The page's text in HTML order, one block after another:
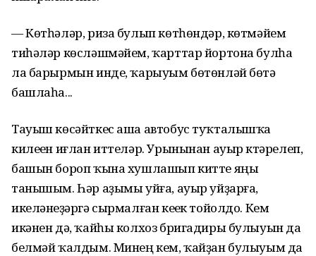
— Көтһәләр, риза булып көтһөндәр, көтмәйем
тиһәләр көсләшмәйем, ҡарттар йортона булһа
ла барырмын инде, ҡарыуым бөтөнләй бөтә
башлаһа...
Тауыш көсәйткес аша автобус туҡталышҡа
килеүен иғлан иттеләр. Урынынан ауыр күтәрелеп,
башын бороп ҡына хушлашып китте яңы
танышым. Һәр аҙымы уйға, ауыр уйҙарға,
икеләнеүҙәргә сырмалған кеүек тойолдо. Кем
икәнен дә, ҡайһы колхоз бригадиры булыуын да
белмәй ҡалдым. Минең кем, ҡайҙан булыуым да